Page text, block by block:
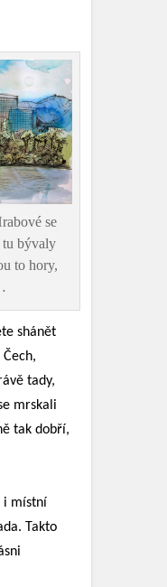
se
bývaly
to hory,
shánět
tady,
mrskali
tak dobří,
i místní
Takto